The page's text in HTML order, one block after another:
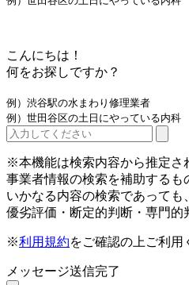
こんにちは！
何をお探しですか？
例）渋谷駅の水まわり修理業者
例）世田谷区の土日にやっている内科
※本機能は検索内容から推定さ
事業者情報の検索を補助するも
いかなる内容の検索であっても
優劣評価・断定的判断・専門的
※利用規約をご確認の上ご利用
メッセージ送信完了